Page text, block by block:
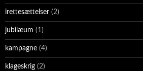
irettesættelser (2)
jubilæum (1)
kampagne (4)
klageskrig (2)